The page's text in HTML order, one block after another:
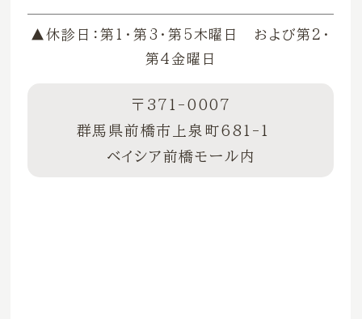
▲休診日：第1・第3・第5木曜日 および第2・
第4金曜日
〒371-0007
群馬県前橋市上泉町681-1
ベイシア前橋モール内